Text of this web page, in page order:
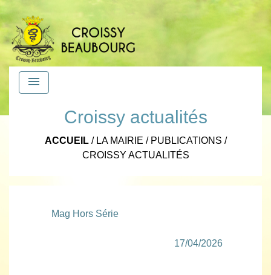
menu
Croissy actualités
ACCUEIL/ LA MAIRIE / PUBLICATIONS /
CROISSY ACTUALITÉS
Mag Hors Série
17/04/2026